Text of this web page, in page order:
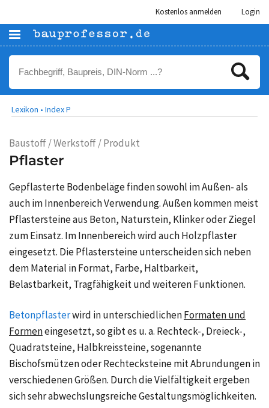
Kostenlos anmelden Login
Lexikon • Index P
Baustoff / Werkstoff / Produkt
Pflaster
Gepflasterte Bodenbeläge finden sowohl im Außen- als
auch im Innenbereich Verwendung. Außen kommen meist
Pflastersteine aus Beton, Naturstein, Klinker oder Ziegel
zum Einsatz. Im Innenbereich wird auchHolzpflaster
eingesetzt. Die Pflastersteine unterscheiden sich neben
dem Material in Format, Farbe, Haltbarkeit,
Belastbarkeit, Tragfähigkeit und weiteren Funktionen.
Betonpflasterwird in unterschiedlichenFormaten und
Formeneingesetzt, so gibt es u. a. Rechteck-, Dreieck-,
Quadratsteine, Halbkreissteine, sogenannte
Bischofsmützen oder Rechtecksteine mit Abrundungen in
verschiedenen Größen. Durch die Vielfältigkeit ergeben
sich sehr abwechslungsreiche Gestaltungsmöglichkeiten.